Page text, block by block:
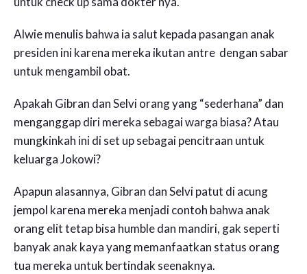
Alwie menulis bahwa ia salut kepada pasangan anak
presiden ini karena mereka ikutan antre dengan sabar
untuk mengambil obat.
Apakah Gibran dan Selvi orang yang “sederhana” dan
menganggap diri mereka sebagai warga biasa? Atau
mungkinkah ini di set up sebagai pencitraan untuk
keluarga Jokowi?
Apapun alasannya, Gibran dan Selvi patut di acung
jempol karena mereka menjadi contoh bahwa anak
orang elit tetap bisa humble dan mandiri, gak seperti
banyak anak kaya yang memanfaatkan status orang
tua mereka untuk bertindak seenaknya.